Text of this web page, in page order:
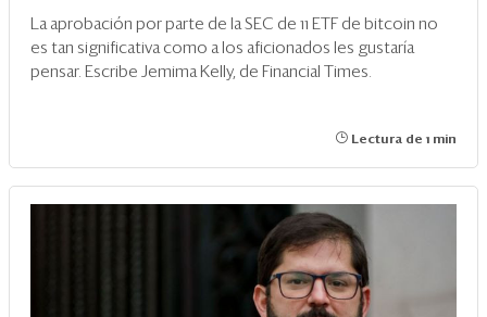
La aprobación por parte de la SEC de 11 ETF de bitcoin no
es tan significativa como a los aficionados les gustaría
pensar. Escribe Jemima Kelly, de Financial Times.
Lectura de 1 min